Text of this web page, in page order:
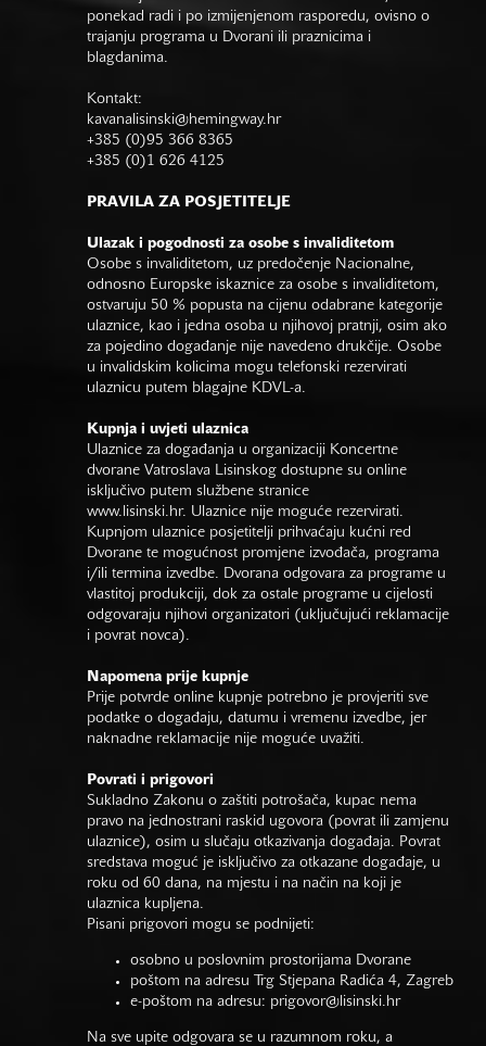
ponekad radi i po izmijenjenom rasporedu, ovisno o
trajanju programa u Dvorani ili praznicima i
blagdanima.
Kontakt:
kavanalisinski@hemingway.hr
+385 (0)95 366 8365
+385 (0)1 626 4125
PRAVILA ZA POSJETITELJE
Ulazak i pogodnosti za osobe s invaliditetom
Osobe s invaliditetom, uz predočenje Nacionalne,
odnosno Europske iskaznice za osobe s invaliditetom,
ostvaruju 50 % popusta na cijenu odabrane kategorije
ulaznice, kao i jedna osoba u njihovoj pratnji, osim ako
za pojedino događanje nije navedeno drukčije. Osobe
u invalidskim kolicima mogu telefonski rezervirati
ulaznicu putem blagajne KDVL-a.
Kupnja i uvjeti ulaznica
Ulaznice za događanja u organizaciji Koncertne
dvorane Vatroslava Lisinskog dostupne su online
isključivo putem službene stranice
www.lisinski.hr. Ulaznice nije moguće rezervirati.
Kupnjom ulaznice posjetitelji prihvaćaju kućni red
Dvorane te mogućnost promjene izvođača, programa
i/ili termina izvedbe. Dvorana odgovara za programe u
vlastitoj produkciji, dok za ostale programe u cijelosti
odgovaraju njihovi organizatori (uključujući reklamacije
i povrat novca).
Napomena prije kupnje
Prije potvrde online kupnje potrebno je provjeriti sve
podatke o događaju, datumu i vremenu izvedbe, jer
naknadne reklamacije nije moguće uvažiti.
Povrati i prigovori
Sukladno Zakonu o zaštiti potrošača, kupac nema
pravo na jednostrani raskid ugovora (povrat ili zamjenu
ulaznice), osim u slučaju otkazivanja događaja. Povrat
sredstava moguć je isključivo za otkazane događaje, u
roku od 60 dana, na mjestu i na način na koji je
ulaznica kupljena.
Pisani prigovori mogu se podnijeti:
osobno u poslovnim prostorijama Dvorane
poštom na adresu Trg Stjepana Radića 4, Zagreb
e-poštom na adresu: prigovor@lisinski.hr
Na sve upite odgovara se u razumnom roku, a